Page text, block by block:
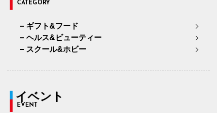
CATEGORY
ギフト&フード
ヘルス&ビューティー
スクール&ホビー
イベント
EVENT